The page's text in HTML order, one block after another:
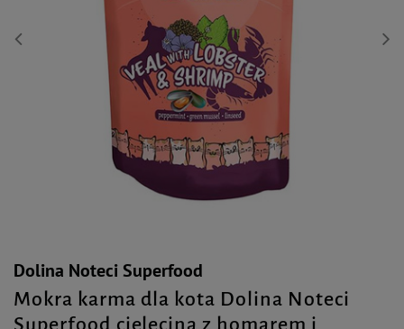
Dolina Noteci Superfood
Mokra karma dla kota Dolina Noteci
Superfood cielęcina z homarem i